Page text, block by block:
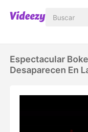
Espectacular
Desaparecen En